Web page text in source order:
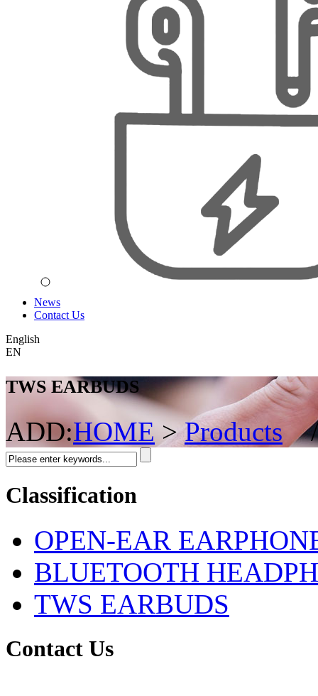
News
Contact Us
English
EN
TWS EARBUDS
ADD:HOME >Products
Classification
OPEN-EAR
BLUETOOTH
TWS EARBUDS
Contact Us